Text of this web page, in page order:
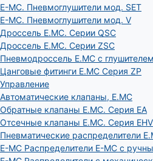
E-MC. Пневмоглушители мод. SET
E-MC. Пневмоглушители мод. V
Дроссель E.MC. Серии QSC
Дроссель E.MC. Серии ZSC
Пневмодроссель E.MC с
Цанговые фитинги E.MC Серия ZP
Управление
Автоматические клапаны, Е.МС
Обратные клапаны E.MC. Серия EA
Отсечные клапаны E.MC. Серия EHV
Пневматические распределители
E-MC Распределители E-MC с